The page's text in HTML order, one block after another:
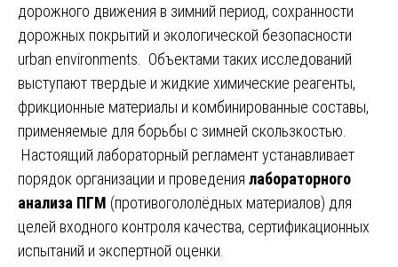
дорожного движения в зимний период, сохранности
дорожных покрытий и экологической безопасности
urban environments. Объектами таких исследований
выступают твердые и жидкие химические реагенты,
фрикционные материалы и комбинированные составы,
применяемые для борьбы с зимней скользкостью.
Настоящий лабораторный регламент устанавливает
порядок организации и проведения лабораторного
анализа ПГМ (противогололёдных материалов) для
целей входного контроля качества, сертификационных
испытаний и экспертной оценки.